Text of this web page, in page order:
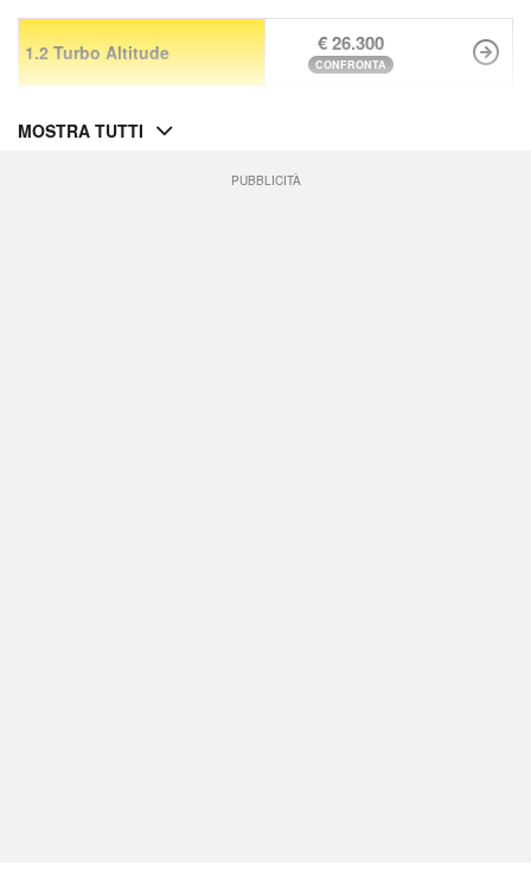
1.2 Turbo Altitude € 26.300
CONFRONTA
MOSTRA TUTTI
PUBBLICITÀ